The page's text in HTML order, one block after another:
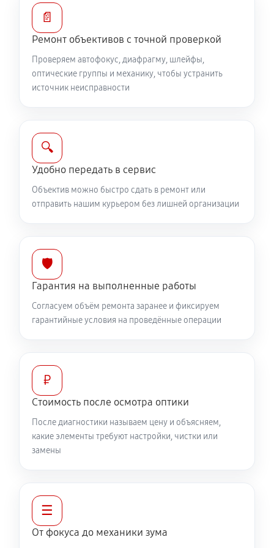
Устранение механических повреждений
Ремонт электроники объектива Canon RF 16‑28mm
f/2.8 IS STM
810 руб
Ремонт передней линзы объектива
720 руб 60 минут
Ремонт кольца зуммирования
360 руб 60 минут
Разблокировка заклинивания
Протяжка соединений трансфокатора
Замена светофильтра объектива Canon RF 16‑28mm
f/2.8 IS STM
📄
Ремонт объективов с точной проверкой
Проверяем автофокус, диафрагму, шлейфы,
оптические группы и механику, чтобы устранить
источник неисправности
🔍
Удобно передать в сервис
Объектив можно быстро сдать в ремонт или
отправить нашим курьером без лишней организации
🛡️
Гарантия на выполненные работы
Согласуем объём ремонта заранее и фиксируем
гарантийные условия на проведённые операции
₽
Стоимость после осмотра оптики
После диагностики называем цену и объясняем,
какие элементы требуют настройки, чистки или
замены
☰
От фокуса до механики зума